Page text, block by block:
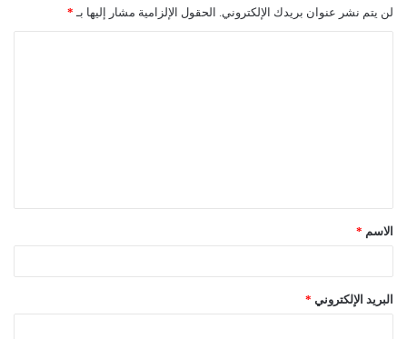
لن يتم نشر عنوان بريدك الإلكتروني. الحقول الإلزامية مشار إليها بـ *
ق
*الاسم *
البريد الإلكتروني *